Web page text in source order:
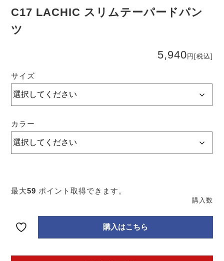
C17 LACHIC スリムテーパードパン
ツ
5,940 円 [税込]
サイズ
カラー
最大59 ポイント取得できます。
テ
購入はこちら